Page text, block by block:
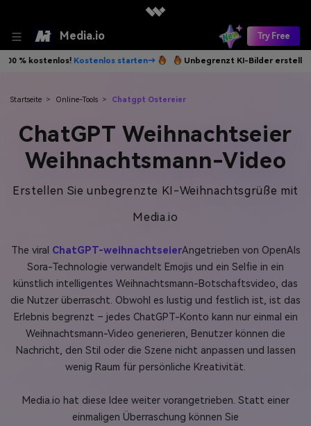
Media.io Try Free
starten→ Unbegrenzt KI-Bilder erstellen. 100 % kostenlos!
Startseite > Online-Tools > Chatgpt Ostereier
ChatGPT Weihnachtseier
Weihnachtsmann-Video
Erstellen Sie unbegrenzte KI-Weihnachtsgrüße mit
Media.io
The viral ChatGPT-weihnachtseierAngetrieben von OpenAIs
Sora-Technologie verwandelt Emojis und ein Selfie in ein
künstlich intelligentes Weihnachtsmann-Botschaftsvideo, das
die Nutzer überrascht. Obwohl es lustig und festlich ist, ist das
Erlebnis begrenzt – jedes ChatGPT-Konto kann nur einmal ein
Weihnachtsmann-Video generieren, Benutzer können die
Nachricht, den Stil oder die Szene nicht anpassen und lassen
wenig Raum für persönliche Kreativität.
Media.io hat diese Idee weiter vorangetrieben. Statt einer
einmaligen Überraschung können Sie